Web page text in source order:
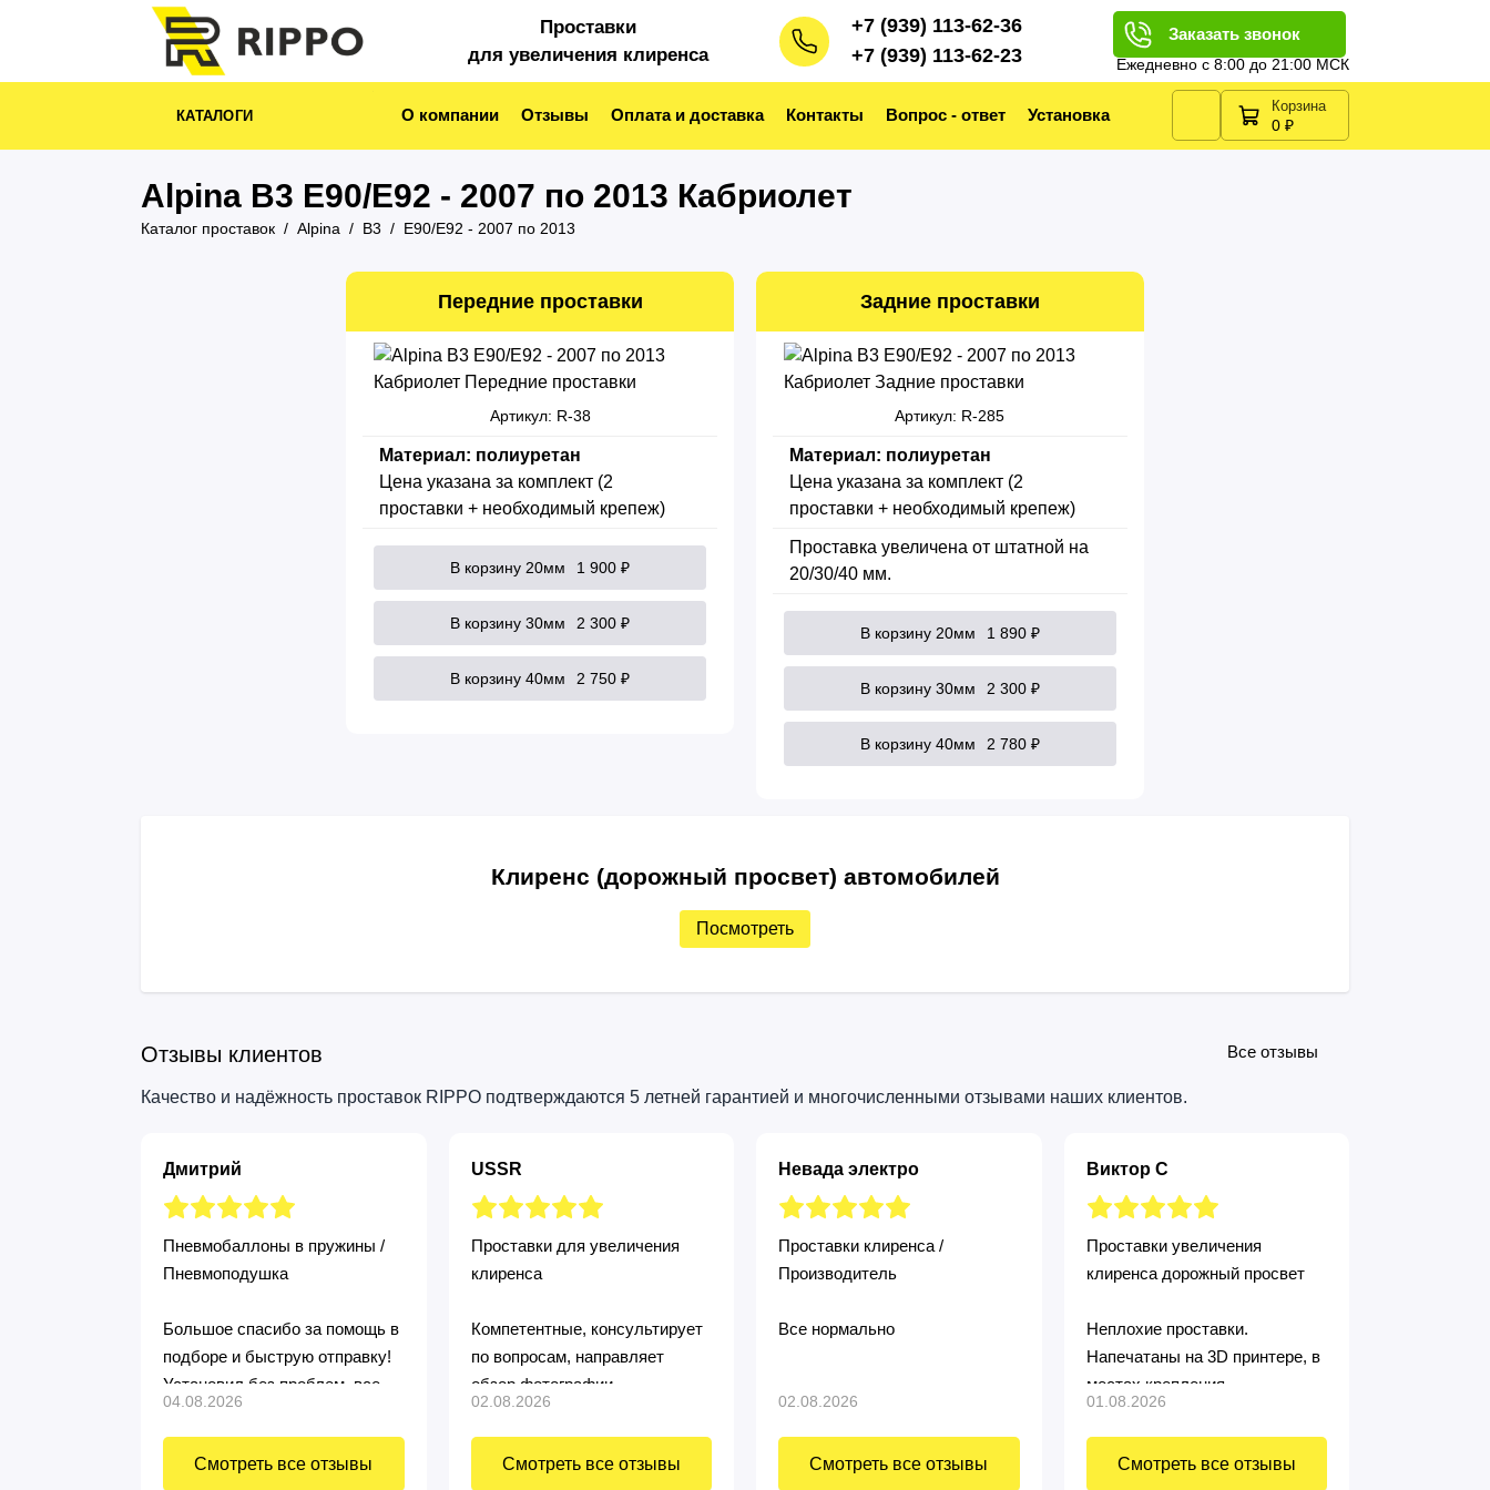
Проставки
для увеличения клиренса
+7 (939) 113-62-36
+7 (939) 113-62-23
Заказать звонок
Ежедневно с 8:00 до 21:00 МСК
КАТАЛОГИ О компании Отзывы Оплата и доставка Контакты Вопрос - ответ Установка Корзина
0 ₽
Alpina B3 E90/E92 - 2007 по 2013 Кабриолет
Каталог проставок Alpina B3 E90/E92 - 2007 по 2013
Передние проставки
Артикул: R-38
Материал: полиуретан
Цена указана за комплект (2
проставки + необходимый крепеж)
В корзину 20мм 1 900 ₽
В корзину 30мм 2 300 ₽
В корзину 40мм 2 750 ₽
Задние проставки
Артикул: R-285
Материал: полиуретан
Цена указана за комплект (2
проставки + необходимый крепеж)
Проставка увеличена от штатной на
20/30/40 мм.
В корзину 20мм 1 890 ₽
В корзину 30мм 2 300 ₽
В корзину 40мм 2 780 ₽
Клиренс (дорожный просвет) автомобилей
Посмотреть
Отзывы клиентов Все отзывы
Качество и надёжность проставок RIPPO подтверждаются 5 летней гарантией и многочисленными отзывами наших клиентов.
Дмитрий
Пневмобаллоны в пружины /
Пневмоподушка
Большое спасибо за помощь в
подборе и быструю отправку!
Установил без проблем, все
четко подошло! Продавца
рекомендую, все быстро и по
делу!
04.08.2026
Смотреть все отзывы
USSR
Проставки для увеличения
клиренса
Компетентные, консультирует
по вопросам, направляет
обзор фотографии
02.08.2026
Смотреть все отзывы
Невада электро
Проставки клиренса /
Производитель
Все нормально
02.08.2026
Смотреть все отзывы
Виктор С
Проставки увеличения
клиренса дорожный просвет
Неплохие проставки.
Напечатаны на 3D принтере, в
местах крепления
металлические втулки..
Приподнял машину. Заказывал
нестандартные 10мм, крепёж в
01.08.2026
Смотреть все отзывы